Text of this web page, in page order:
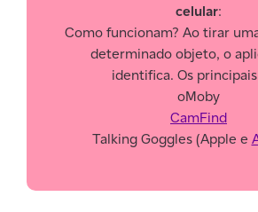
celular:
Como funcionam? Ao tirar
determinado objeto, o
identifica. Os
oMoby
CamFind
Talking Goggles(Apple e